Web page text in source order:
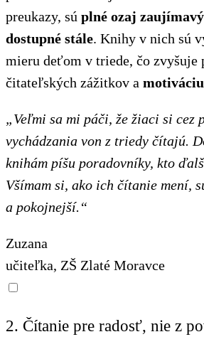
preukazy, sú plné ozaj
dostupné stále. Knihy v nich sú
mieru deťom v triede, čo zvyšuje
čitateľských zážitkov a
„Veľmi sa mi páči, že žiaci si cez
vychádzania von z triedy čítajú.
knihám píšu poradovníky, kto
Všímam si, ako ich čítanie mení,
a pokojnejší.“
Zuzana
učiteľka, ZŠ Zlaté Moravce
2. Čítanie pre radosť, nie z